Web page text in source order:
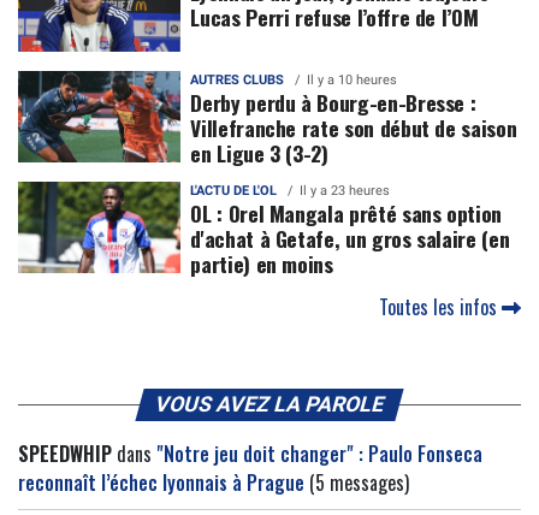
Lucas Perri refuse l’offre de l’OM
AUTRES CLUBS Il y a 10 heures
Derby perdu à Bourg-en-Bresse :
Villefranche rate son début de saison
en Ligue 3 (3-2)
L'ACTU DE L'OL Il y a 23 heures
OL : Orel Mangala prêté sans option
d'achat à Getafe, un gros salaire (en
partie) en moins
Toutes les infos
VOUS AVEZ LA PAROLE
SPEEDWHIP dans "Notre jeu doit changer" : Paulo Fonseca
reconnaît l’échec lyonnais à Prague (5 messages)